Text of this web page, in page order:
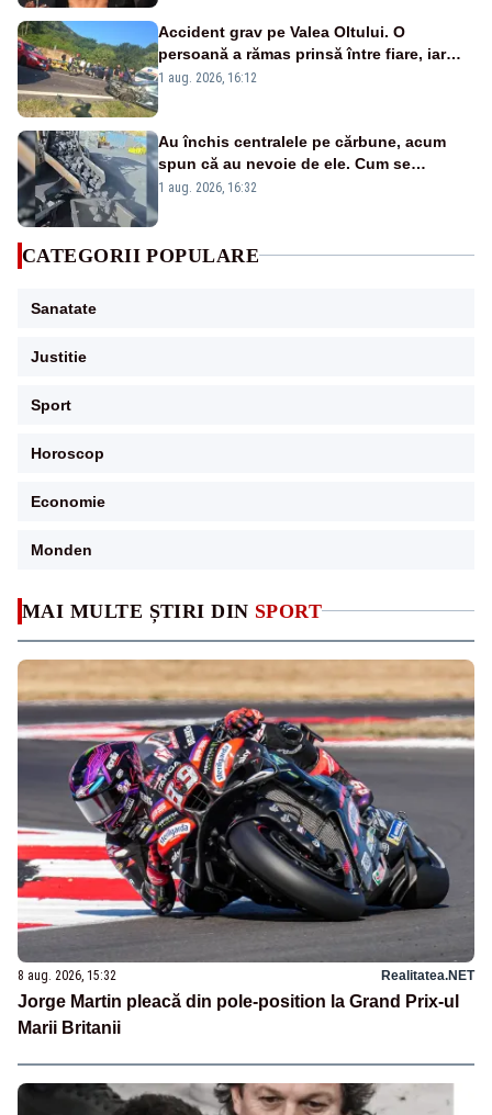
MAI MULTE ȘTIRI DIN SPORT
8 aug. 2026, 15:32 Realitatea.NET
Jorge Martin pleacă din pole-position la Grand Prix-ul
Marii Britanii
Accident grav pe Valea Oltului. O
persoană a rămas prinsă între fiare, iar
alta a fost aruncată pe carosabil
1 aug. 2026, 16:12
Au închis centralele pe cărbune, acum
spun că au nevoie de ele. Cum se
pasează vina în plină criză energetică
1 aug. 2026, 16:32
CATEGORII POPULARE
Sanatate
Justitie
Sport
Horoscop
Economie
Monden